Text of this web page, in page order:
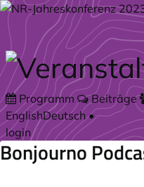
Zum Hauptteil springen
Programm Beiträge
EnglishDeutsch•
login
Bonjourno